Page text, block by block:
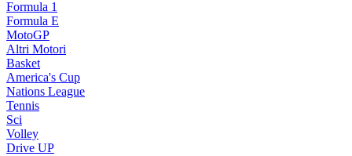
Formula 1
Formula E
MotoGP
Altri Motori
Basket
America's Cup
Nations League
Tennis
Sci
Volley
Drive UP